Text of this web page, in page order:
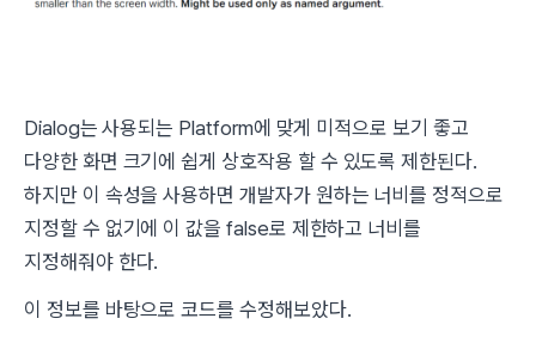
Dialog는 사용되는 Platform에 맞게 미적으로 보기 좋고
다양한 화면 크기에 쉽게 상호작용 할 수 있도록 제한된다.
하지만 이 속성을 사용하면 개발자가 원하는 너비를 정적으로
지정할 수 없기에 이 값을 false로 제한하고 너비를
지정해줘야 한다.
이 정보를 바탕으로 코드를 수정해보았다.